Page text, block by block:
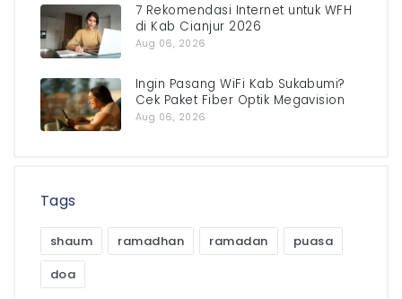
7 Rekomendasi Internet untuk WFH
di Kab Cianjur 2026
Aug 06, 2026
Ingin Pasang WiFi Kab Sukabumi?
Cek Paket Fiber Optik Megavision
Aug 06, 2026
Tags
shaum ramadhan ramadan
puasa
doa